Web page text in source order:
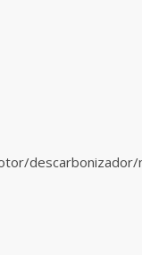
descarbonizador/